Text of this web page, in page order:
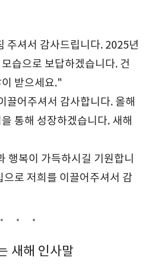
주셔서 감사드립니다. 2025년
습으로 보답하겠습니다. 건
받으세요."
끌어주셔서 감사합니다. 올해
통해 성장하겠습니다. 새해
행복이 가득하시길 기원합니
으로 저희를 이끌어주셔서 감
새해 인사말